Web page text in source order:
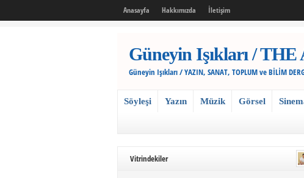
Anasayfa Hakkımızda İletişim
Güneyin Işıkları /
Güneyin Işıkları / YAZIN, SANAT, TOPLUM ve BİLİM
Söyleşi Yazın Müzik Görsel
Vitrindekiler